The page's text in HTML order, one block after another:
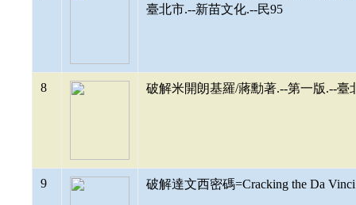
臺北市.--新苗文化.--民95
8 破解米開朗基羅/蔣勳著.--第一版.--臺
9 破解達文西密碼=Cracking the Da